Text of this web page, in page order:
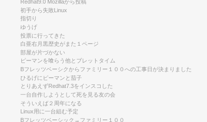
Redhat9.0 Mozillaから投稿
初手から失敗Linux
指切り
ゆうげ
投票に行ってきた
白亜右月黒歴史がまた１ページ
部屋が片づかない
ピーマンを喰らう他とブレットタイム
Bフレッツベーシクからファミリー１００への工事日が決まりました
ひるげにピーマンと茄子
とりあえずRedhat7.3をインスコした
一台自作しようとして死を見る友の会
そういえば２周年になる
Linux用に一台組む予定
Bフレッツベーシック→ファミリー１００